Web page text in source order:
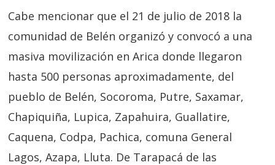
Cabe mencionar que el 21 de julio de 2018 la
comunidad de Belén organizó y convocó a una
masiva movilización en Arica donde llegaron
hasta 500 personas aproximadamente, del
pueblo de Belén, Socoroma, Putre, Saxamar,
Chapiquiña, Lupica, Zapahuira, Guallatire,
Caquena, Codpa, Pachica, comuna General
Lagos, Azapa, Lluta. De Tarapacá de las